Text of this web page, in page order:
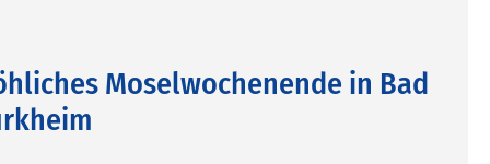
Moselwochenende in Bad